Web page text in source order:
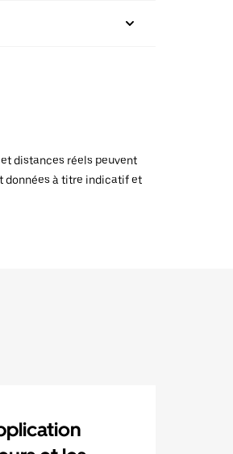
distances réels peuvent
données à titre indicatif et